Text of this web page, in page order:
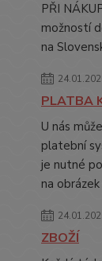
PŘI
možností
na
PLATBA
U nás
platební
je nutné
na obrázek
ZBOŽÍ